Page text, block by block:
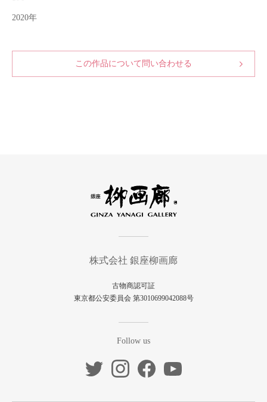
2020年
この作品について問い合わせる
株式会社 銀座柳画廊
古物商認可証
東京都公安委員会 第3010699042088号
Follow us